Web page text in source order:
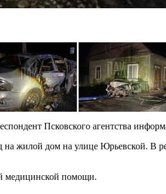
Псковского агентства
на жилой дом на улице Юрьевской. В
медицинской помощи.